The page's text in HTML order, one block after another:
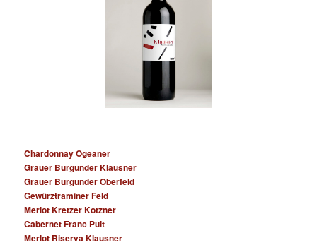
Chardonnay Ogeaner
Grauer Burgunder Klausner
Grauer Burgunder Oberfeld
Gewürztraminer Feld
Merlot Kretzer Kotzner
Cabernet Franc Puit
Merlot Riserva Klausner